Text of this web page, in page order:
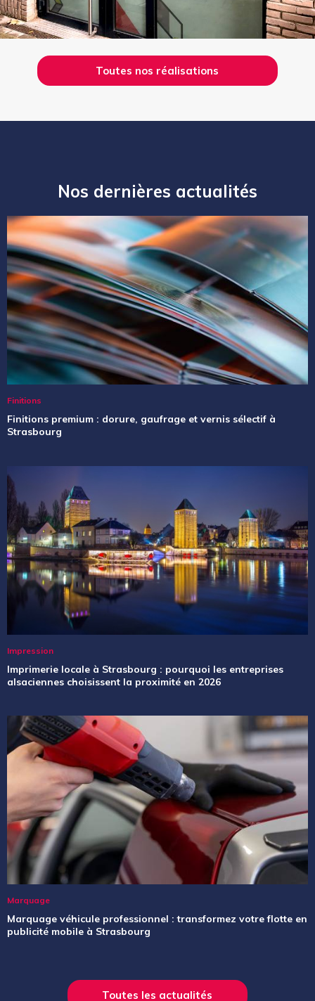
Toutes nos réalisations
Nos dernières actualités
Finitions
Finitions premium : dorure, gaufrage et vernis sélectif à
Strasbourg
Impression
Imprimerie locale à Strasbourg : pourquoi les entreprises
alsaciennes choisissent la proximité en 2026
Marquage
Marquage véhicule professionnel : transformez votre flotte en
publicité mobile à Strasbourg
Toutes les actualités